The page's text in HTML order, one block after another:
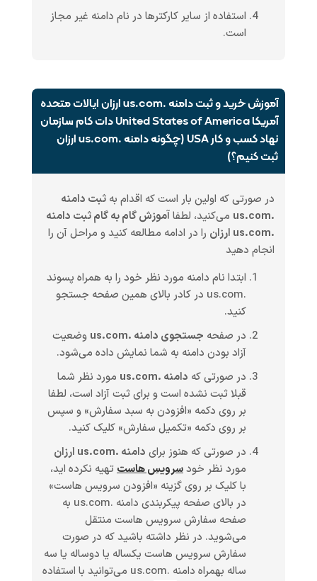
استفاده از سایر کارکترها در نام دامنه غیر مجاز
است.
آموزش خرید و ثبت دامنه .us.com ارزان ایالات متحده
آمریکا United States of America دات کام سازمان
نهاد کسب و کار USA (چگونه دامنه .us.com ارزان
ثبت کنیم؟)
در صورتی که اولین بار است که اقدام به ثبت دامنه
.us.com
می‌کنید، لطفاآموزش گام به گام ثبت دامنه
.us.com ارزان
را در ادامه مطالعه کنید و مراحل آن را
انجام دهید
ابتدا نام دامنه مورد نظر خود را به همراه پسوند
.us.com در کادر بالای همین صفحه جستجو
کنید.
در صفحه جستجوی دامنه .us.com
وضعیت
آزاد بودن دامنه به شما نمایش داده می‌شود.
در صورتی که دامنه .us.com
مورد نظر شما
قبلا ثبت نشده است و برای ثبت آزاد است، لطفا
بر روی دکمه «افزودن به سبد سفارش» و سپس
بر روی دکمه «تکمیل سفارش» کلیک کنید.
در صورتی که هنوز برای دامنه .us.com ارزان
مورد نظر خودسرویس هاستتهیه نکرده اید،
با کلیک بر روی گزینه «افزودن سرویس هاست»
در بالای صفحه پیکربندی دامنه .us.com به
صفحه سفارش سرویس هاست منتقل
می‌شوید. در نظر داشته باشید که در صورت
سفارش سرویس هاست یکساله یا دوساله یا سه
ساله بهمراه دامنه .us.com می‌توانید با استفاده